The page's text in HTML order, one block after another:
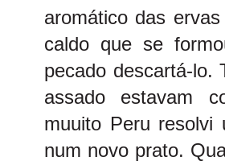
aromático das
caldo que se
pecado descartá-lo.
assado estavam
muuito Peru resolvi
num novo prato.